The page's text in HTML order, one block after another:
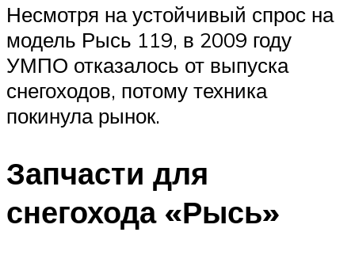
Несмотря на устойчивый спрос на
модель Рысь 119, в 2009 году
УМПО отказалось от выпуска
снегоходов, потому техника
покинула рынок.
Запчасти для
снегохода «Рысь»